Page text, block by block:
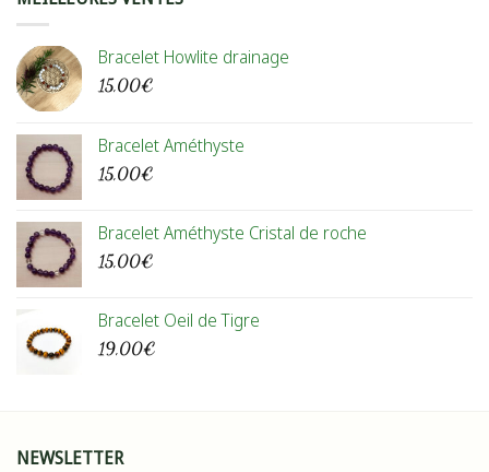
Bracelet Howlite drainage
15,00€
Bracelet Améthyste
15,00€
Bracelet Améthyste Cristal de roche
15,00€
Bracelet Oeil de Tigre
19,00€
NEWSLETTER